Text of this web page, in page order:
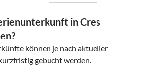
in Cres
können je nach aktueller
gebucht werden.